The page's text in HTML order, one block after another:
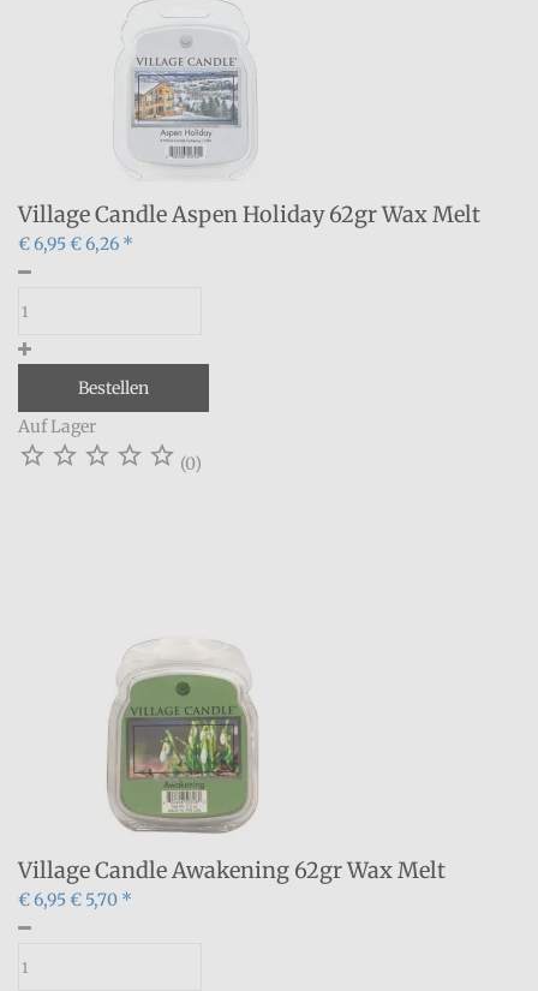
Village Candle Aspen Holiday 62gr Wax Melt
€ 6,95€ 6,26 *
Bestellen
Auf Lager
     (0)
Village Candle Awakening 62gr Wax Melt
€ 6,95€ 5,70 *